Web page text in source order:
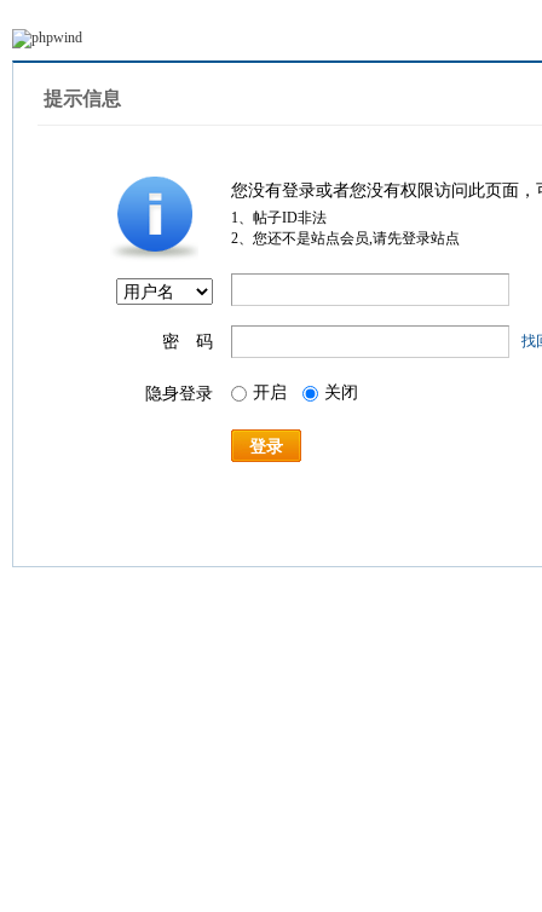
提示信息
您没有登录或者您没有权限访问此页面
1、帖子ID非法
2、您还不是站点会员,请先登录站点
密 码 找
隐身登录 开启 关闭
登录